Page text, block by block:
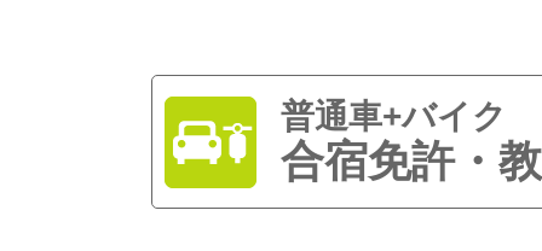
普通車+バイク
合宿免許・